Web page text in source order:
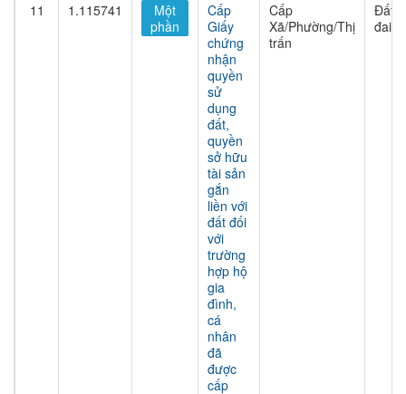
11 1.115741
Một
phần
Cấp
Giấy
chứng
nhận
quyền
sử
dụng
đất,
quyền
sở hữu
tài sản
gắn
liền với
đất đối
với
trường
hợp hộ
gia
đình,
cá
nhân
đã
được
cấp
Cấp
Xã/Phường/Thị
trấn
Đất
đai